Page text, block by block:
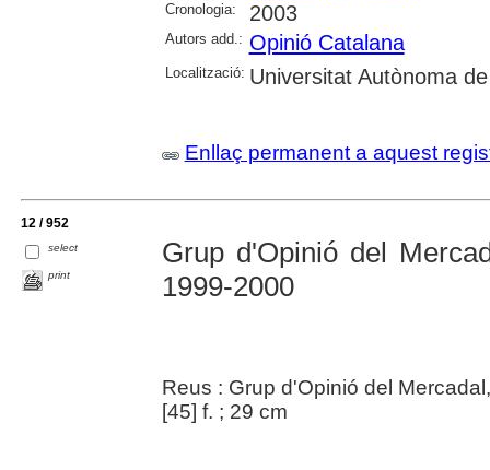
Cronologia: 2003
Autors add.: Opinió Catalana
Localització: Universitat Autònoma
Enllaç permanent a aquest
12 / 952
select
print
Grup d'Opinió del
1999-2000
Reus : Grup d'Opinió del
[45] f. ; 29 cm